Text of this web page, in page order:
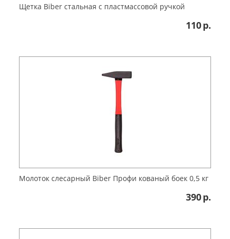
Щетка Biber стальная с пластмассовой ручкой
110р.
Молоток слесарный Biber Профи кованый боек 0,5 кг
390р.